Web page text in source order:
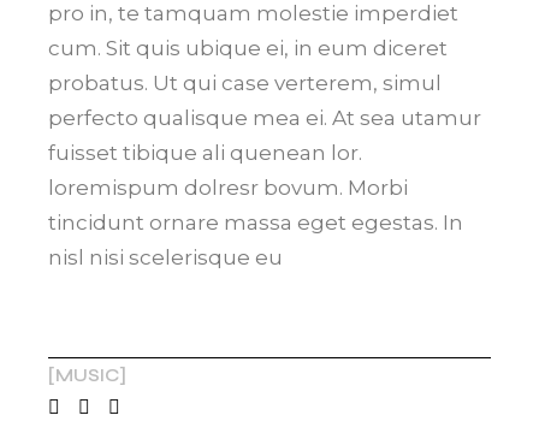
pro in, te tamquam molestie imperdiet
cum. Sit quis ubique ei, in eum diceret
probatus. Ut qui case verterem, simul
perfecto qualisque mea ei. At sea utamur
fuisset tibique ali quenean lor.
loremispum dolresr bovum. Morbi
tincidunt ornare massa eget egestas. In
nisl nisi scelerisque eu
MUSIC